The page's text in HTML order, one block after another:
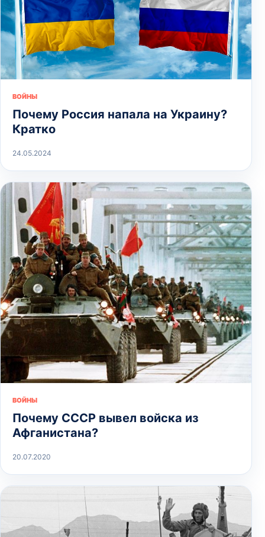
ВОЙНЫ
Почему Россия напала на Украину?
Кратко
24.05.2024
ВОЙНЫ
Почему СССР вывел войска из
Афганистана?
20.07.2020